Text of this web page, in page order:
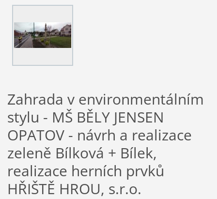
Zahrada v environmentálním
stylu - MŠ BĚLY JENSEN
OPATOV - návrh a realizace
zeleně Bílková + Bílek,
realizace herních prvků
HŘIŠTĚ HROU, s.r.o.